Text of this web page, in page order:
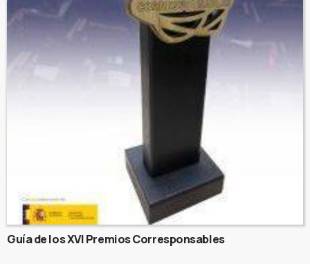
Guía de los XVI Premios Corresponsables